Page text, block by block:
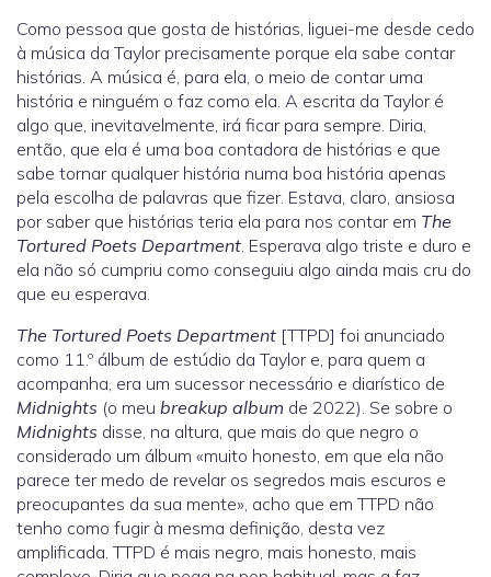
Como pessoa que gosta de histórias, liguei-me desde cedo
à música da Taylor precisamente porque ela sabe contar
histórias. A música é, para ela, o meio de contar uma
história e ninguém o faz como ela. A escrita da Taylor é
algo que, inevitavelmente, irá ficar para sempre. Diria,
então, que ela é uma boa contadora de histórias e que
sabe tornar qualquer história numa boa história apenas
pela escolha de palavras que fizer. Estava, claro, ansiosa
por saber que histórias teria ela para nos contar em The
Tortured Poets Department. Esperava algo triste e duro e
ela não só cumpriu como conseguiu algo ainda mais cru do
que eu esperava.
The Tortured Poets Department [TTPD] foi anunciado
como 11.º álbum de estúdio da Taylor e, para quem a
acompanha, era um sucessor necessário e diarístico de
Midnights (o meu breakup album de 2022). Se sobre o
Midnights disse, na altura, que mais do que negro o
considerado um álbum «muito honesto, em que ela não
parece ter medo de revelar os segredos mais escuros e
preocupantes da sua mente», acho que em TTPD não
tenho como fugir à mesma definição, desta vez
amplificada. TTPD é mais negro, mais honesto, mais